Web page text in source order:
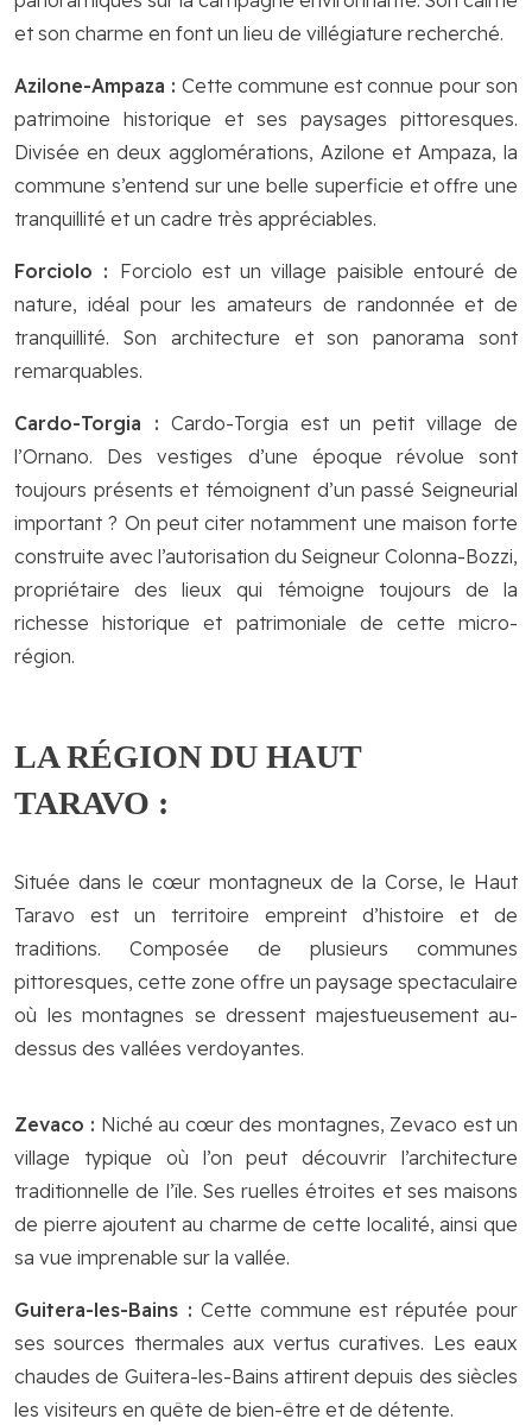
et son charme en font un lieu de villégiature recherché.
Azilone-Ampaza : Cette commune est connue pour son
patrimoine historique et ses paysages pittoresques.
Divisée en deux agglomérations, Azilone et Ampaza, la
commune s’entend sur une belle superficie et offre une
tranquillité et un cadre très appréciables.
Forciolo : Forciolo est un village paisible entouré de
nature, idéal pour les amateurs de randonnée et de
tranquillité. Son architecture et son panorama sont
remarquables.
Cardo-Torgia : Cardo-Torgia est un petit village de
l’Ornano. Des vestiges d’une époque révolue sont
toujours présents et témoignent d’un passé Seigneurial
important ? On peut citer notamment une maison forte
construite avec l’autorisation du Seigneur Colonna-Bozzi,
propriétaire des lieux qui témoigne toujours de la
richesse historique et patrimoniale de cette micro-
région.
LA RÉGION DU HAUT
TARAVO :
Située dans le cœur montagneux de la Corse, le Haut
Taravo est un territoire empreint d’histoire et de
traditions. Composée de plusieurs communes
pittoresques, cette zone offre un paysage spectaculaire
où les montagnes se dressent majestueusement au-
dessus des vallées verdoyantes.
Zevaco : Niché au cœur des montagnes, Zevaco est un
village typique où l’on peut découvrir l’architecture
traditionnelle de l’île. Ses ruelles étroites et ses maisons
de pierre ajoutent au charme de cette localité, ainsi que
sa vue imprenable sur la vallée.
Guitera-les-Bains : Cette commune est réputée pour
ses sources thermales aux vertus curatives. Les eaux
chaudes de Guitera-les-Bains attirent depuis des siècles
les visiteurs en quête de bien-être et de détente.